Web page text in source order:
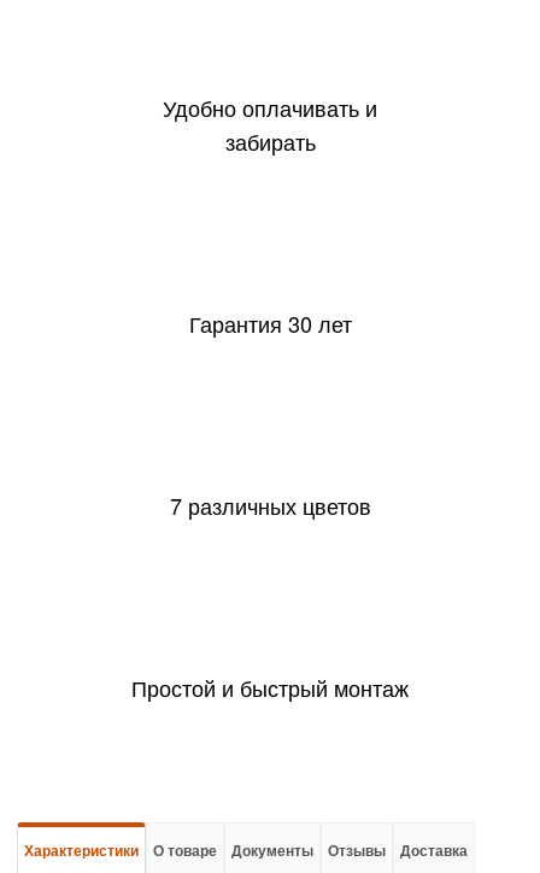
Удобно оплачивать и
забирать
Гарантия 30 лет
7 различных цветов
Простой и быстрый монтаж
Характеристики О товаре Документы Отзывы Доставка